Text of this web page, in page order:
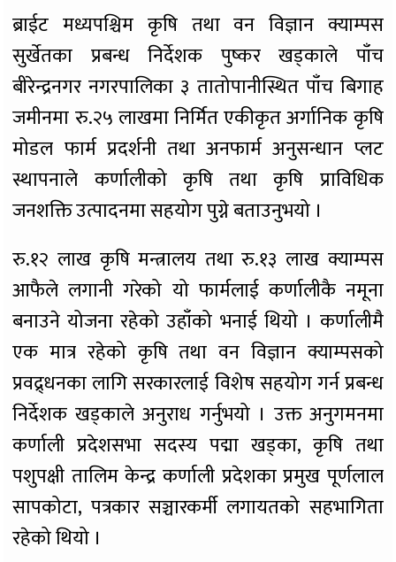
ब्राईट मध्यपश्चिम कृषि तथा वन विज्ञान क्याम्पस
सुर्खेतका प्रबन्ध निर्देशक पुष्कर खड्काले पाँच
बीरेन्द्रनगर नगरपालिका ३ तातोपानीस्थित पाँच बिगाह
जमीनमा रु.२५ लाखमा निर्मित एकीकृत अर्गानिक कृषि
मोडल फार्म प्रदर्शनी तथा अनफार्म अनुसन्धान प्लट
स्थापनाले कर्णालीको कृषि तथा कृषि प्राविधिक
जनशक्ति उत्पादनमा सहयोग पुग्ने बताउनुभयो ।
रु.१२ लाख कृषि मन्त्रालय तथा रु.१३ लाख क्याम्पस
आफैले लगानी गरेको यो फार्मलाई कर्णालीकै नमूना
बनाउने योजना रहेको उहाँको भनाई थियो । कर्णालीमै
एक मात्र रहेको कृषि तथा वन विज्ञान क्याम्पसको
प्रवद्र्धनका लागि सरकारलाई विशेष सहयोग गर्न प्रबन्ध
निर्देशक खड्काले अनुराध गर्नुभयो । उक्त अनुगमनमा
कर्णाली प्रदेशसभा सदस्य पद्मा खड्का, कृषि तथा
पशुपक्षी तालिम केन्द्र कर्णाली प्रदेशका प्रमुख पूर्णलाल
सापकोटा, पत्रकार सञ्चारकर्मी लगायतको सहभागिता
रहेको थियो ।